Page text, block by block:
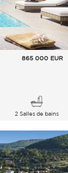
865 000 EUR
2 Salles de bains